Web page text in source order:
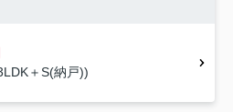
＋S(納戸))